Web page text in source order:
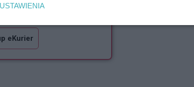
28-06-2021
eKurier
USTAWIENIA